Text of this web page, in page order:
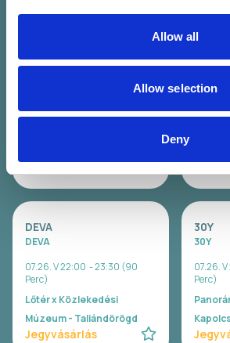
Allow all
Allow selection
Deny
WAVY
Perc)
Jegyvásárlás
Perc)
DEVA
DEVA
07.26. V 22:00 - 23:30 (90
Perc)
Lőtér x Közlekedési
Múzeum - Taliándörögd
Jegyvásárlás
30Y
30Y
07.26.
Perc)